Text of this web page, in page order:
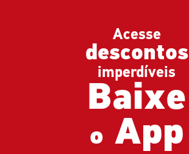
Acesse
descontos
imperdíveis
Baixe
o App